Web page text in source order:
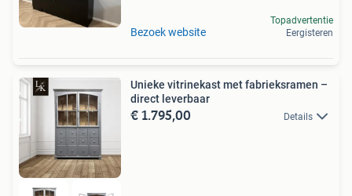
Bezoek website
Topadvertentie
Eergisteren
Unieke vitrinekast met fabrieksramen –
direct leverbaar
€ 1.795,00 Details